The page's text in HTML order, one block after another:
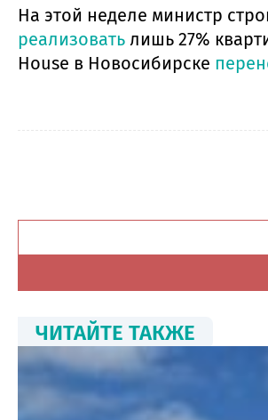
На этой неделе министр
реализовать лишь 27%
House в Новосибирске
ЧИТАЙТЕ ТАКЖЕ